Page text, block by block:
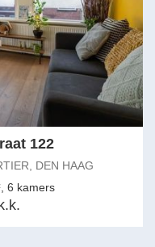
122
DEN HAAG
6 kamers